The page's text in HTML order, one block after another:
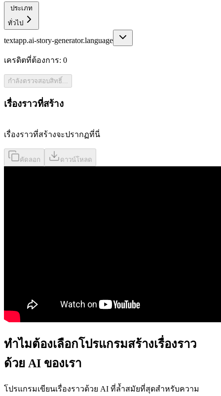
ประเภท
ทั่วไป
textapp.ai-story-generator.language
เครดิตที่ต้องการ: 0
กำลังตรวจสอบสิทธิ์...
เรื่องราวที่สร้าง
เรื่องราวที่สร้างจะปรากฏที่นี่
คัดลอก ดาวน์โหลด
ทำไมต้องเลือกโปรแกรมสร้างเรื่องราว
ด้วย AI ของเรา
โปรแกรมเขียนเรื่องราวด้วย AI ที่ล้ำสมัยที่สุดสำหรับความ